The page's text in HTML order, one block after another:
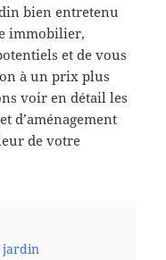
bien entretenu
immobilier,
et de vous
à un prix plus
voir en détail les
d’aménagement
de votre
jardin